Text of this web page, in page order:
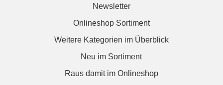
Newsletter
Onlineshop Sortiment
Weitere Kategorien im Überblick
Neu im Sortiment
Raus damit im Onlineshop